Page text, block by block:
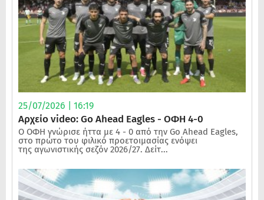
25/07/2026 | 16:19
Αρχείο video: Go Ahead Eagles - ΟΦΗ 4-0
Ο ΟΦΗ γνώρισε ήττα με 4 - 0 από την Go Ahead Eagles,
στο πρώτο του φιλικό προετοιμασίας ενόψει
της αγωνιστικής σεζόν 2026/27. Δείτ...